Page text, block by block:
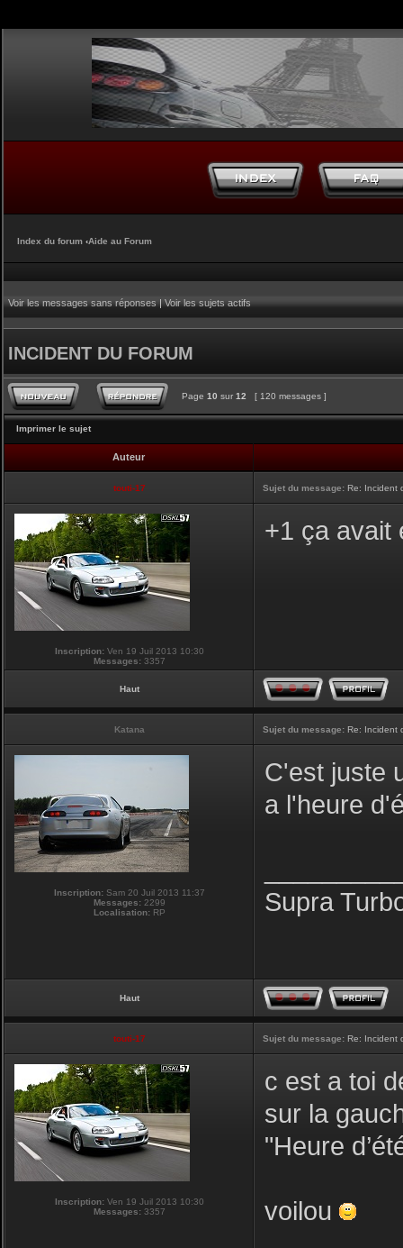
Index du forum ‹Aide au Forum
Voir les messages sans réponses|Voir les sujets actifs
INCIDENT DU FORUM
Page 10 sur 12 [ 120 messages ]
Imprimer le sujet
Auteur
touti-17 Sujet du message: Re: Incident
Inscription:Ven 19 Juil 2013 10:30
Messages:3357
+1 ça avait
Haut
Katana Sujet du message: Re: Incident
Inscription:Sam 20 Juil 2013 11:37
Messages:2299
Localisation:RP
C'est juste
a l'heure
Supra
Haut
touti-17 Sujet du message: Re: Incident
Inscription:Ven 19 Juil 2013 10:30
Messages:3357
c est a toi
sur la
"Heure
voilou